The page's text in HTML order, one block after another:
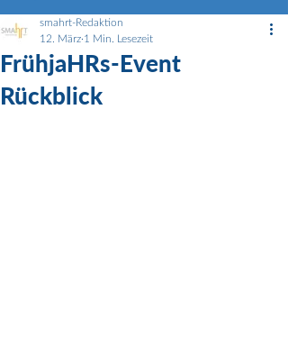
FrühjaHRs-Event
Rückblick
smahrt-Redaktion
12. März 1 Min. Lesezeit